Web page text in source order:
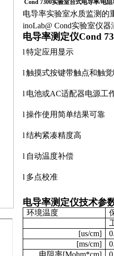
Cond 7300实验室台式电导率/电
电导率实验室水质监测的
inoLab@ Cond实验室仪器
电导率测定仪Cond
l 特定应用显示
l 触摸式按键带触点和触
l 电池或AC适配器电源工
l 操作使用简单结果可靠
l 结构紧凑精度高
l 自动温度补偿
l 多点校准
电导率测定仪技术参
环境温度
[us/cm]
[ms/cm]
电阻率[Mohm*cm]